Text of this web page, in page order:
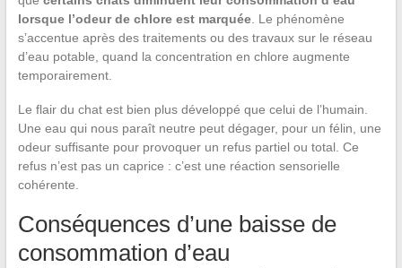
lorsque l’odeur de chlore est marquée. Le phénomène
s’accentue après des traitements ou des travaux sur le réseau
d’eau potable, quand la concentration en chlore augmente
temporairement.
Le flair du chat est bien plus développé que celui de l’humain.
Une eau qui nous paraît neutre peut dégager, pour un félin, une
odeur suffisante pour provoquer un refus partiel ou total. Ce
refus n’est pas un caprice : c’est une réaction sensorielle
cohérente.
Conséquences d’une baisse de
consommation d’eau